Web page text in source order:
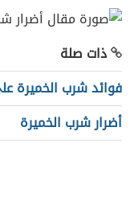
ذات صلة
فوائد شرب الخميرة
أضرار شرب الخميرة